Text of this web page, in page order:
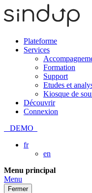
Plateforme
Services
Formation
Support
Etudes et
Kiosque de
Découvrir
Connexion
DEMO
fr
en
Passer
au
contenu
Menu principal
Menu
Fermer